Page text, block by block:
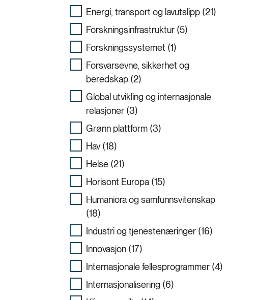
Energi, transport og lavutslipp (21)
Forskningsinfrastruktur (5)
Forskningssystemet (1)
Forsvarsevne, sikkerhet og
beredskap (2)
Global utvikling og internasjonale
relasjoner (3)
Grønn plattform (3)
Hav (18)
Helse (21)
Horisont Europa (15)
Humaniora og samfunnsvitenskap
(18)
Industri og tjenestenæringer (16)
Innovasjon (17)
Internasjonale fellesprogrammer (4)
Internasjonalisering (6)